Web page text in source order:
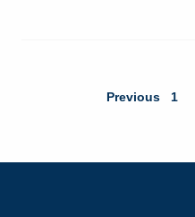
Previous 1